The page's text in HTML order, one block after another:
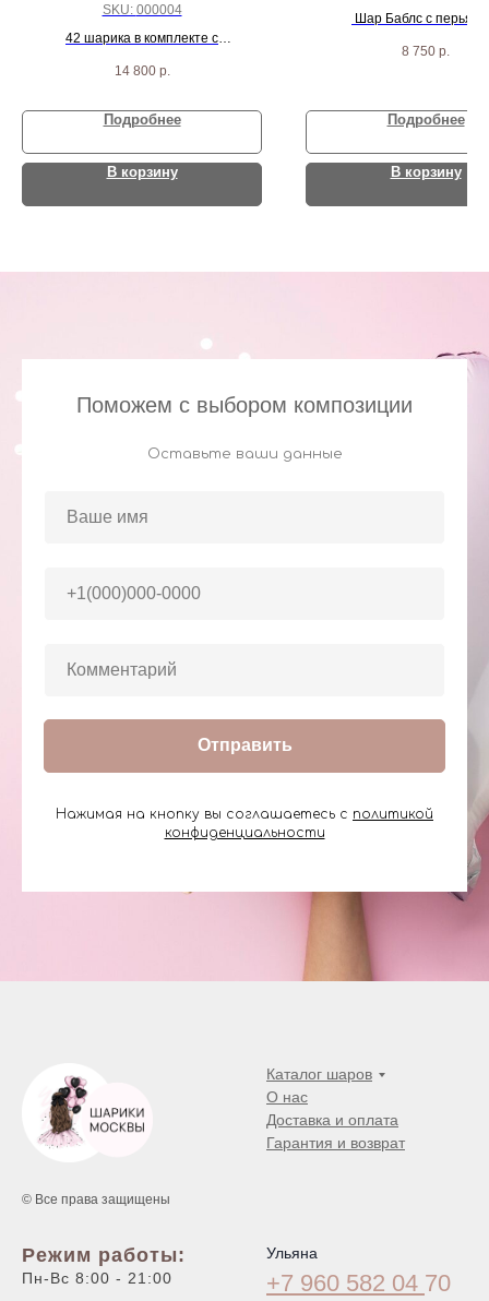
SKU: 000004
42 шарика в комплекте с
14 800 р.
Подробнее
В корзину
Шар Баблс с
3 звезды и 13 шаров
8 750 р.
Подробнее
В корзину
Поможем с выбором композиции
Оставьте ваши данные
Отправить
Нажимая на кнопку вы соглашаетесь с политикой
конфиденциальности
© Все права защищены
Каталог шаров
О нас
Доставка и оплата
Гарантия и возврат
Режим работы:
Пн-Вс 8:00 - 21:00
Ульяна
+7 960 582 04 70